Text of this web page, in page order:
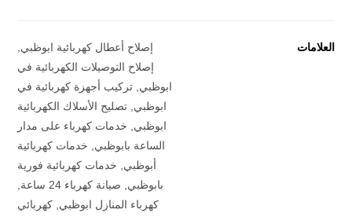
العلامات إصلاح أعطال كهربائية ابوظبي,
إصلاح التوصيلات الكهربائية في
ابوظبي, تركيب أجهزة كهربائية في
ابوظبي, تصليح الأسلاك الكهربائية
ابوظبي, خدمات كهرباء على مدار
الساعة بابوظبي, خدمات كهربائية
أبوظبي, خدمات كهربائية فورية
بابوظبي, صيانة كهرباء 24 ساعة
,
كهرباء المنازل ابوظبي, كهربائي